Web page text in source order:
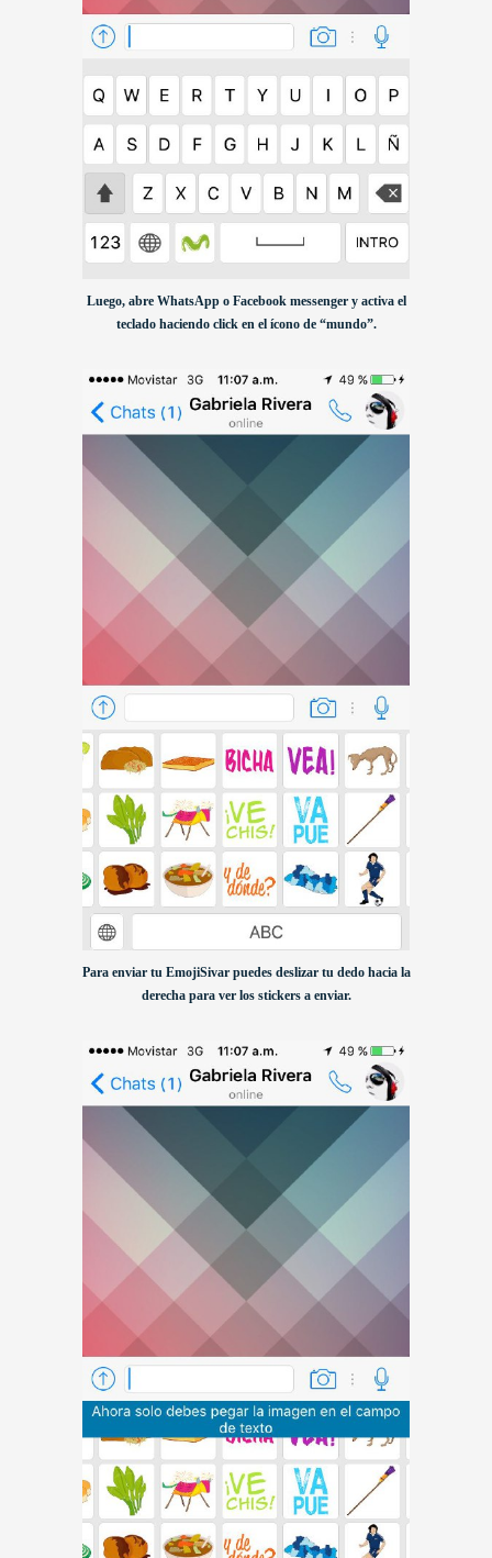
Luego, abre WhatsApp o Facebook messenger y activa el
teclado haciendo click en el ícono de “mundo”.
Para enviar tu EmojiSivar puedes deslizar tu dedo hacia la
derecha para ver los stickers a enviar.